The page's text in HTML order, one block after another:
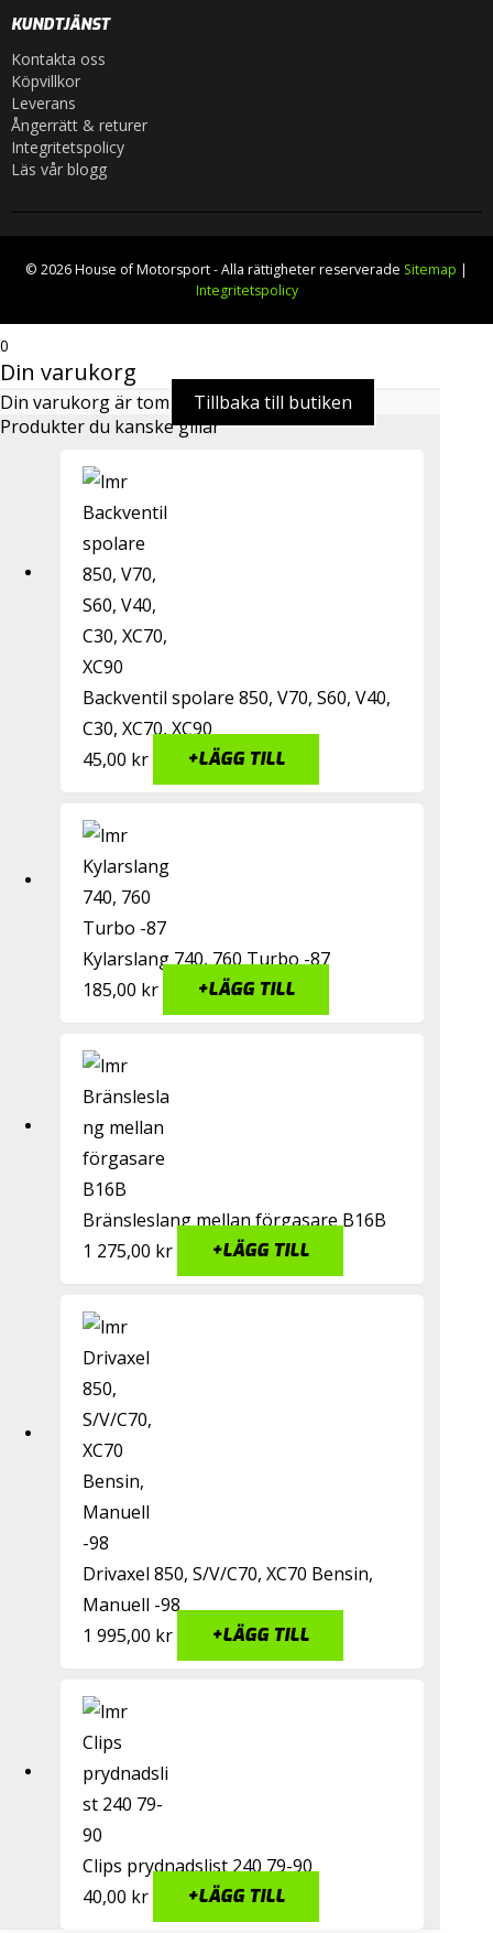
KUNDTJÄNST
Kontakta oss
Köpvillkor
Leverans
Ångerrätt & returer
Integritetspolicy
Läs vår blogg
© 2026 House of Motorsport - Alla rättigheter reserverade Sitemap |
Integritetspolicy
0
Din varukorg
Din varukorg är tom
Tillbaka till butiken
Produkter du kanske gillar
Backventil spolare 850, V70, S60, V40,
C30, XC70, XC90
45,00 kr +LÄGG TILL
Kylarslang 740, 760 Turbo -87
185,00 kr +LÄGG TILL
Bränsleslang mellan förgasare B16B
1 275,00 kr +LÄGG TILL
Drivaxel 850, S/V/C70, XC70 Bensin,
Manuell -98
1 995,00 kr +LÄGG TILL
Clips prydnadslist 240 79-90
40,00 kr +LÄGG TILL